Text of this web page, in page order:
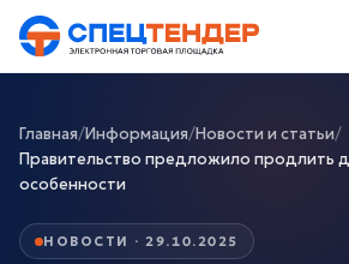
Главная/Информация/Новости и статьи/
Правительство предложило продлить
особенности
НОВОСТИ · 29.10.2025